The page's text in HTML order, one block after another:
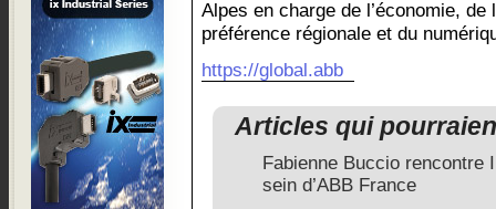
Alpes en charge de l’économie,
préférence régionale et du
https://global.abb
Articles qui
Fabienne Buccio rencontre
sein d’ABB France